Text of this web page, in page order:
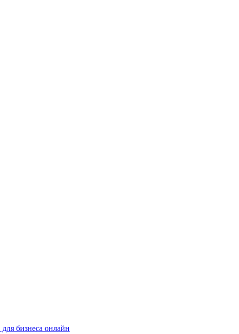
бизнеса онлайн